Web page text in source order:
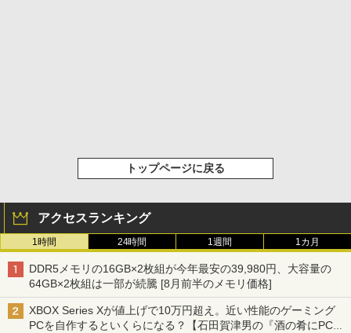
トップページに戻る
アクセスランキング
1時間 24時間 1週間 1カ月
DDR5メモリの16GB×2枚組が今年最安の39,980円、大容量の
64GB×2枚組は一部が続騰 [8月前半のメモリ価格]
XBOX Series Xが値上げで10万円超え。近い性能のゲーミング
PCを自作するといくらになる？【石田賀津男の『酒の肴にPCゲ